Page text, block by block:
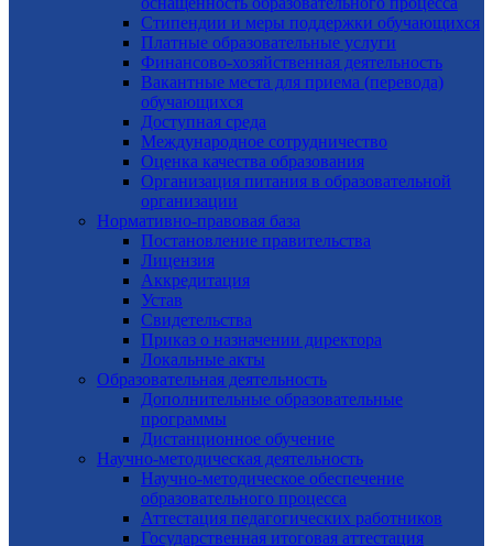
Стипендии и меры поддержки обучающихся
Платные образовательные услуги
Финансово-хозяйственная деятельность
Вакантные места для приема (перевода)
обучающихся
Доступная среда
Международное сотрудничество
Оценка качества образования
Организация питания в образовательной
организации
Нормативно-правовая база
Постановление правительства
Лицензия
Аккредитация
Устав
Свидетельства
Приказ о назначении директора
Локальные акты
Образовательная деятельность
Дополнительные образовательные
программы
Дистанционное обучение
Научно-методическая деятельность
Научно-методическое обеспечение
образовательного процесса
Аттестация педагогических работников
Государственная итоговая аттестация